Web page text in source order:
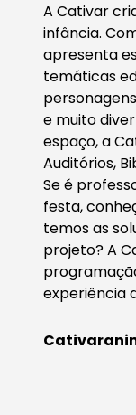
A Cativar
infância.
apresenta
temáticas
e muito
espaço, a
Auditórios,
Se é
festa,
temos as
projeto? A
experiência